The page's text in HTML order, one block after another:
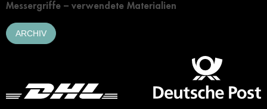
Messergriffe – verwendete Materialien
ARCHIV